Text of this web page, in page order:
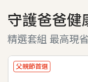
守護爸爸健
精選套組 最高現
父親節首選